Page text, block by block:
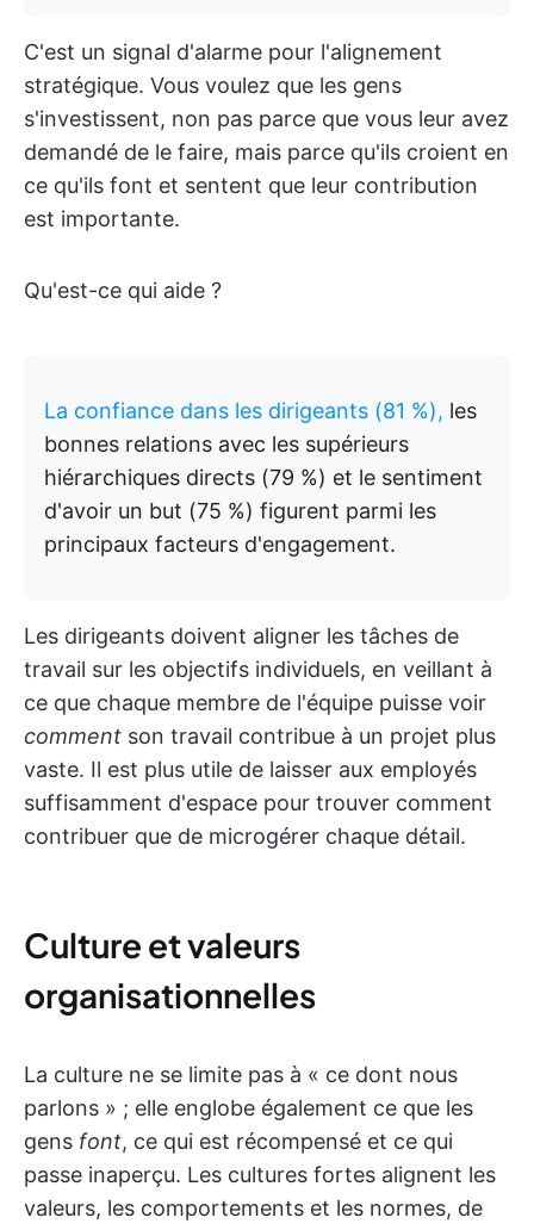
C'est un signal d'alarme pour l'alignement
stratégique. Vous voulez que les gens
s'investissent, non pas parce que vous leur avez
demandé de le faire, mais parce qu'ils croient en
ce qu'ils font et sentent que leur contribution
est importante.
Qu'est-ce qui aide ?
La confiance dans les dirigeants (81 %), les
bonnes relations avec les supérieurs
hiérarchiques directs (79 %) et le sentiment
d'avoir un but (75 %) figurent parmi les
principaux facteurs d'engagement.
Les dirigeants doivent aligner les tâches de
travail sur les objectifs individuels, en veillant à
ce que chaque membre de l'équipe puisse voir
comment son travail contribue à un projet plus
vaste. Il est plus utile de laisser aux employés
suffisamment d'espace pour trouver comment
contribuer que de microgérer chaque détail.
Culture et valeurs
organisationnelles
La culture ne se limite pas à « ce dont nous
parlons » ; elle englobe également ce que les
gens font, ce qui est récompensé et ce qui
passe inaperçu. Les cultures fortes alignent les
valeurs, les comportements et les normes, de